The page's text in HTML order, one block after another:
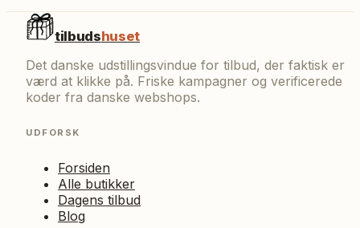
tilbudshuset
Det danske udstillingsvindue for tilbud, der faktisk er
værd at klikke på. Friske kampagner og verificerede
koder fra danske webshops.
UDFORSK
Forsiden
Alle butikker
Dagens tilbud
Blog